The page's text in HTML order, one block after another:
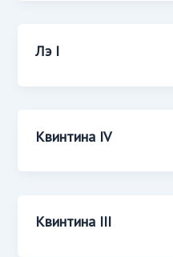
Лэ I
Квинтина IV
Квинтина III